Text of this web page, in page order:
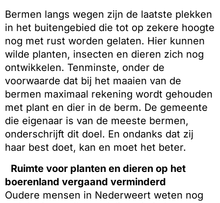
Bermen langs wegen zijn de laatste plekken
in het buitengebied die tot op zekere hoogte
nog met rust worden gelaten. Hier kunnen
wilde planten, insecten en dieren zich nog
ontwikkelen. Tenminste, onder de
voorwaarde dat bij het maaien van de
bermen maximaal rekening wordt gehouden
met plant en dier in de berm. De gemeente
die eigenaar is van de meeste bermen,
onderschrijft dit doel. En ondanks dat zij
haar best doet, kan en moet het beter.
Ruimte voor planten en dieren op het
boerenland vergaand verminderd
Oudere mensen in Nederweert weten nog